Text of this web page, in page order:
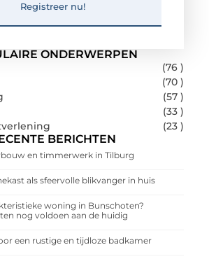
ONDERWERPEN
(76 )
(70 )
(57 )
(33 )
(23 )
BERICHTEN
en timmerwerk in Tilburg
als sfeervolle blikvanger in huis
woning in Bunschoten?
nog voldoen aan de huidig
een rustige en tijdloze badkamer
Registreer nu!